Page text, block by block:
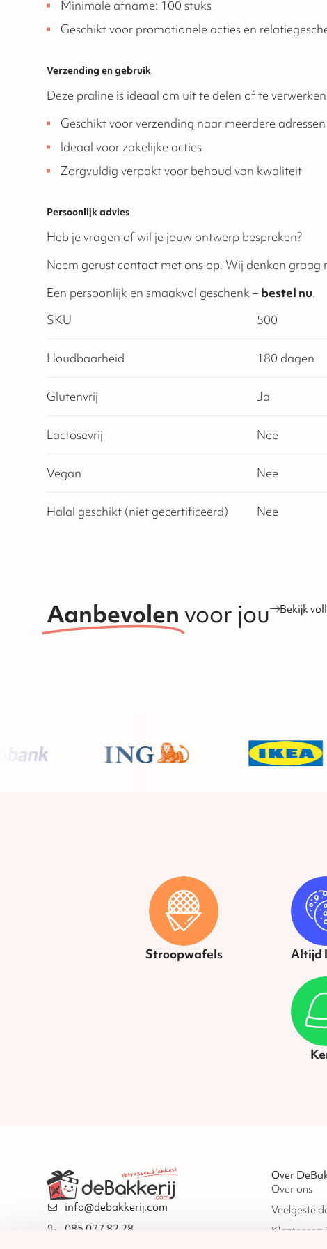
Minimale afname: 100 stuks
Geschikt voor promotionele acties en
Verzending en gebruik
Deze praline is ideaal om uit te delen of te
Geschikt voor verzending naar meerdere adressen
Ideaal voor zakelijke acties
Zorgvuldig verpakt voor behoud van kwaliteit
Persoonlijk advies
Heb je vragen of wil je jouw ontwerp bespreken?
Neem gerust contact met ons op. Wij denken graag
Een persoonlijk en smaakvol geschenk – bestel nu.
SKU
500
Houdbaarheid 180 dagen
Glutenvrij Ja
Lactosevrij Nee
Vegan Nee
Halal geschikt (niet gecertificeerd) Nee
Aanbevolen voor jou Bekijk
Stroopwafels Altijd
info@debakkerij.com
085 077 82 28
Over
Over ons